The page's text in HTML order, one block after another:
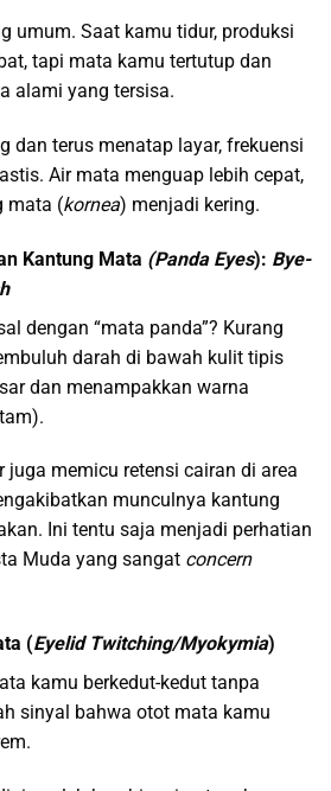
umum. Saat kamu tidur, produksi
tapi mata kamu tertutup dan
alami yang tersisa.
dan terus menatap layar, frekuensi
Air mata menguap lebih cepat,
mata (kornea) menjadi kering.
Kantung Mata (Panda Eyes): Bye-
dengan “mata panda”? Kurang
darah di bawah kulit tipis
dan menampakkan warna
juga memicu retensi cairan di area
munculnya kantung
Ini tentu saja menjadi perhatian
Muda yang sangat concern
(Eyelid Twitching/Myokymia)
kamu berkedut-kedut tanpa
sinyal bahwa otot mata kamu